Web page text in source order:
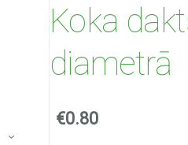
›
Koka
diametrā
€0.80